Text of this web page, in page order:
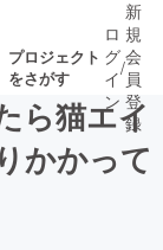
プロジェクト
をさがす
いプ
ロ
グ
イ
ン
/
新
規
会
員
登
録
ら猫エイ
かかって